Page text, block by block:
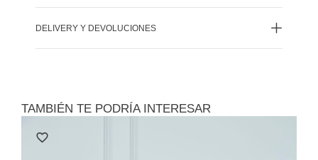
DELIVERY Y DEVOLUCIONES
TAMBIÉN TE PODRÍA INTERESAR